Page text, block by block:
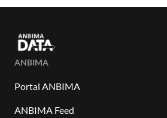
ANBIMA
Portal ANBIMA
ANBIMA Feed